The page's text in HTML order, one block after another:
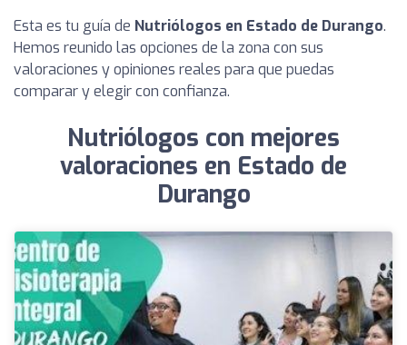
Esta es tu guía de Nutriólogos en Estado de Durango.
Hemos reunido las opciones de la zona con sus
valoraciones y opiniones reales para que puedas
comparar y elegir con confianza.
Nutriólogos con mejores
valoraciones en Estado de
Durango